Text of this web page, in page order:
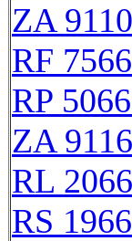
ZA
RF
RP
ZA
RL
RS